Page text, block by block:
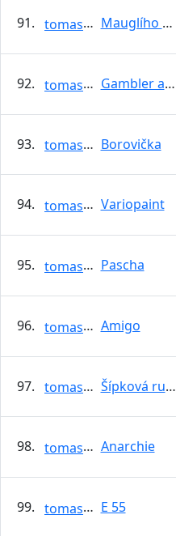
91. tomasso Mauglího cesta
92. tomasso Gambler aréna
93. tomasso Borovička
94. tomasso Variopaint
95. tomasso Pascha
96. tomasso Amigo
97. tomasso Šípková ruženka
98. tomasso Anarchie
99. tomasso E 55